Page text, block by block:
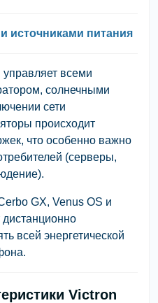
источниками питания
управляет всеми
солнечными
сети
происходит
что особенно важно
(серверы,
GX, Venus OS и
дистанционно
всей энергетической
Victron